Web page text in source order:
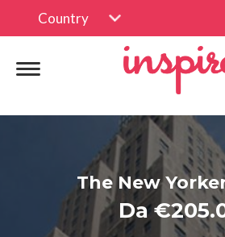
Country
The New
Da